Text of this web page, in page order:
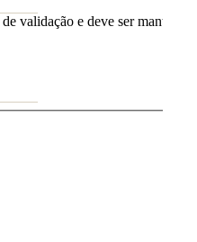
validação e deve ser mantido